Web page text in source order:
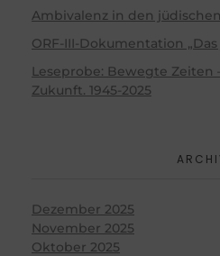
Ambivalenz in den
ORF-III-Dokumentation
Leseprobe: Bewegte Zeiten
Zukunft. 1945-2025
Dezember 2025
November 2025
Oktober 2025